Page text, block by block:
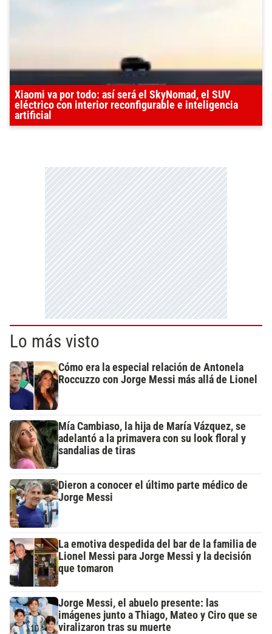
Xiaomi va por todo: así será el SkyNomad, el SUV
eléctrico con interior reconfigurable e inteligencia
artificial
Lo más visto
Cómo era la especial relación de Antonela
Roccuzzo con Jorge Messi más allá de Lionel
Mía Cambiaso, la hija de María Vázquez, se
adelantó a la primavera con su look floral y
sandalias de tiras
Dieron a conocer el último parte médico de
Jorge Messi
La emotiva despedida del bar de la familia de
Lionel Messi para Jorge Messi y la decisión
que tomaron
Jorge Messi, el abuelo presente: las
imágenes junto a Thiago, Mateo y Ciro que se
viralizaron tras su muerte